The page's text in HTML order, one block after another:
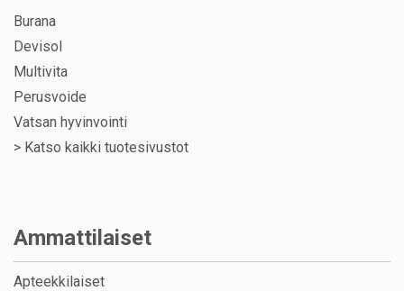
Burana
Devisol
Multivita
Perusvoide
Vatsan hyvinvointi
> Katso kaikki tuotesivustot
Ammattilaiset
Apteekkilaiset